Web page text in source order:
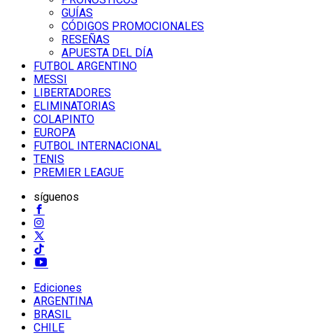
GUÍAS
CÓDIGOS PROMOCIONALES
RESEÑAS
APUESTA DEL DÍA
FUTBOL ARGENTINO
MESSI
LIBERTADORES
ELIMINATORIAS
COLAPINTO
EUROPA
FUTBOL INTERNACIONAL
TENIS
PREMIER LEAGUE
síguenos
Ediciones
ARGENTINA
BRASIL
CHILE